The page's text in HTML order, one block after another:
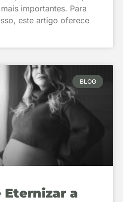
importantes. Para
este artigo oferece
BLOG
Eternizar a